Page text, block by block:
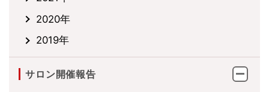
2020年
2019年
サロン開催報告